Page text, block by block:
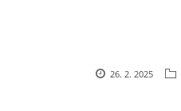
26. 2. 2025